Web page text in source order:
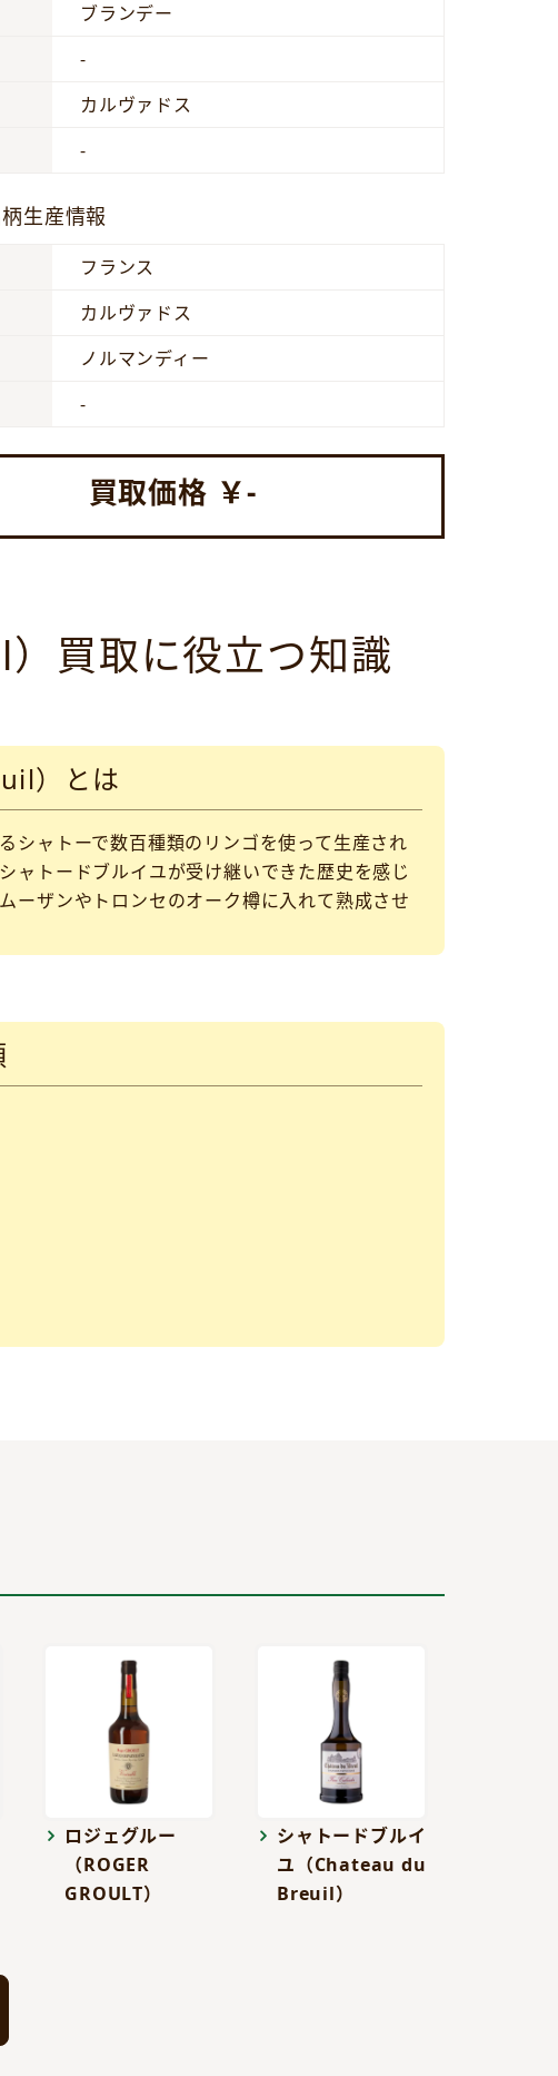
ブランデー
-
カルヴァドス
-
生産情報
フランス
カルヴァドス
ノルマンディー
-
買取価格 ￥-
買取に役立つ知識
）とは
シャトーで数百種類のリンゴを使って生産され
ャトードブルイユが受け継いできた歴史を感じ
ーザンやトロンセのオーク樽に入れて熟成させ
ロジェグルー
（ROGER
GROULT）
シャトードブルイ
ユ（Chateau du
Breuil）